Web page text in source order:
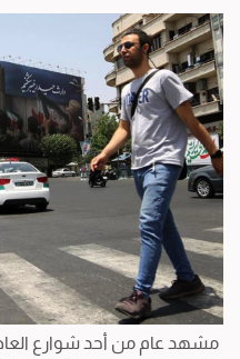
مشهد عام من أحد شوارع